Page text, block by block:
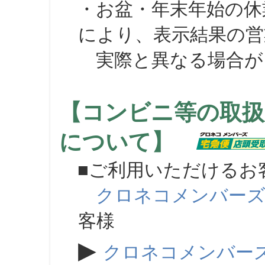
・お盆・年末年始の
により、表示結果の
実際と異なる場合が
【コンビニ等の取
について】
■ご利用いただけるお
クロネコメンバーズ
客様
▶ クロネコメンバー